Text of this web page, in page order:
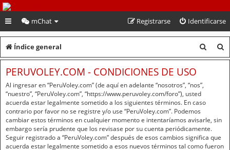
PeruVoley.com
mChat Identificarse
Registrarse
Índice general
u
u
r
PERUVOLEY.COM - CONDICIONES DE USO
Al ingresar en “PeruVoley.com” (de aquí en adelante “nosotros”, “nos”,
“nuestro”, “PeruVoley.com”, “https://www.peruvoley.com/foro”), usted
acuerda estar legalmente sometido a los siguientes términos. En caso
contrario por favor no se registre y/o use “PeruVoley.com”. Podemos
cambiar estos términos en cualquier momento e intentaríamos avisarle, sin
embargo sería prudente que los revisase por su cuenta periódicamente.
Seguir registrado a “PeruVoley.com” después de esos cambios significa que
acuerda estar legalmente sometido a esos nuevos términos tal como fueron